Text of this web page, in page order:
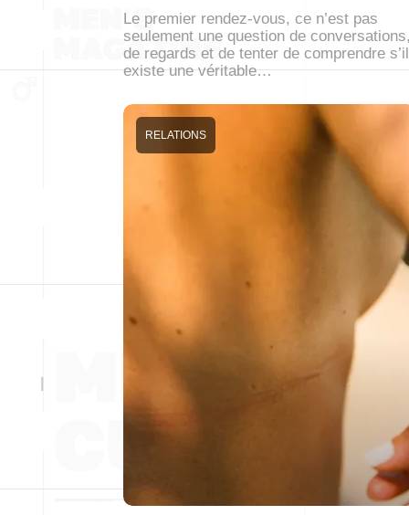
Le premier rendez-vous, ce n’est pas
seulement une question de
de regards et de tenter de comprendre s’il
existe une véritable…
RELATIONS